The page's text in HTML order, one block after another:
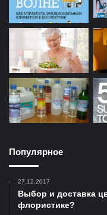
Популярное
27.12.2017
Выбор и доставка
флористике?